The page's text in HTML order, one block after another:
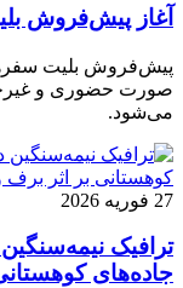
آغاز پیش‌فروش بلیت
پیش‌فروش بلیت
می‌شود.
27 فوریه 2026
جاده‌های